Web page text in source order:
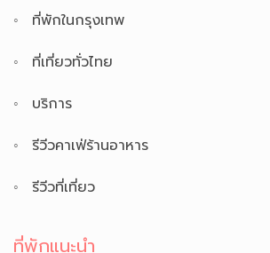
ที่พักในกรุงเทพ
ที่เที่ยวทั่วไทย
บริการ
รีวีวคาเฟ่ร้านอาหาร
รีวีวที่เที่ยว
ที่พักแนะนำ